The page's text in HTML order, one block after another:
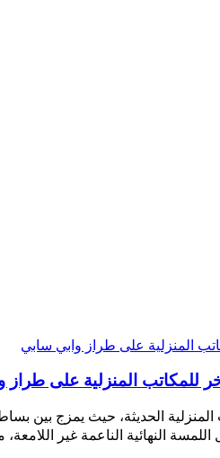
المنزلية على طراز
المنزلية الحديثة، حيث يمزج
النهائية الناعمة غير اللامعة،